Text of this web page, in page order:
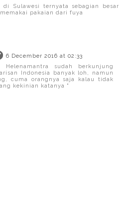
Sulawesi ternyata sebagian besar
pakaian dari fuya
6 December 2016 at 02:33
sudah berkunjung
Indonesia banyak loh, namun
cuma orangnya saja kalau tidak
kekinian katanya "